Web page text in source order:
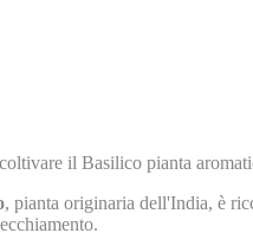
il Basilico pianta
, pianta originaria dell'India, è